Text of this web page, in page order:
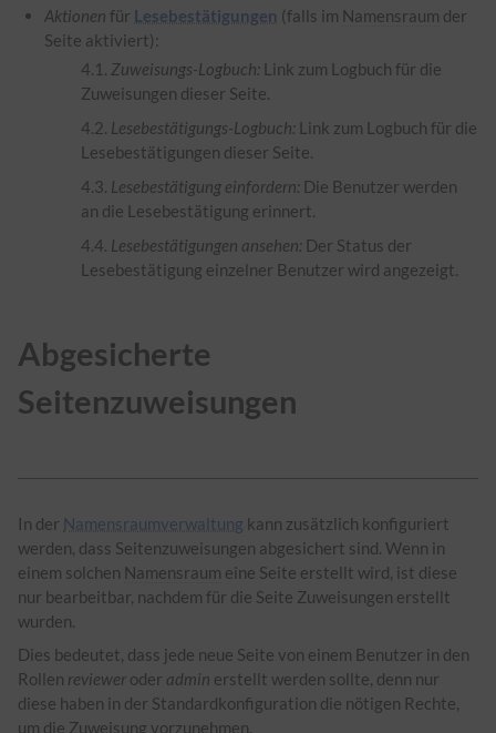
Aktionen für Lesebestätigungen (falls im Namensraum der
Seite aktiviert):
Zuweisungs-Logbuch: Link zum Logbuch für die
Zuweisungen dieser Seite.
Lesebestätigungs-Logbuch: Link zum Logbuch für die
Lesebestätigungen dieser Seite.
Lesebestätigung einfordern: Die Benutzer werden
an die Lesebestätigung erinnert.
Lesebestätigungen ansehen: Der Status der
Lesebestätigung einzelner Benutzer wird angezeigt.
Abgesicherte
Seitenzuweisungen
In der Namensraumverwaltung kann zusätzlich konfiguriert
werden, dass Seitenzuweisungen abgesichert sind. Wenn in
einem solchen Namensraum eine Seite erstellt wird, ist diese
nur bearbeitbar, nachdem für die Seite Zuweisungen erstellt
wurden.
Dies bedeutet, dass jede neue Seite von einem Benutzer in den
Rollen reviewer oder admin erstellt werden sollte, denn nur
diese haben in der Standardkonfiguration die nötigen Rechte,
um die Zuweisung vorzunehmen.